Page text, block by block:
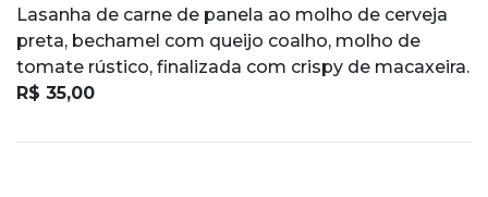
Lasanha de carne de panela ao molho de cerveja
preta, bechamel com queijo coalho, molho de
tomate rústico, finalizada com crispy de macaxeira.
R$ 35,00